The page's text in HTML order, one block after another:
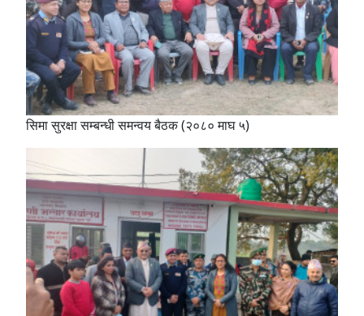
सिमा सुरक्षा सम्बन्धी समन्वय बैठक (२०८० माघ ५)